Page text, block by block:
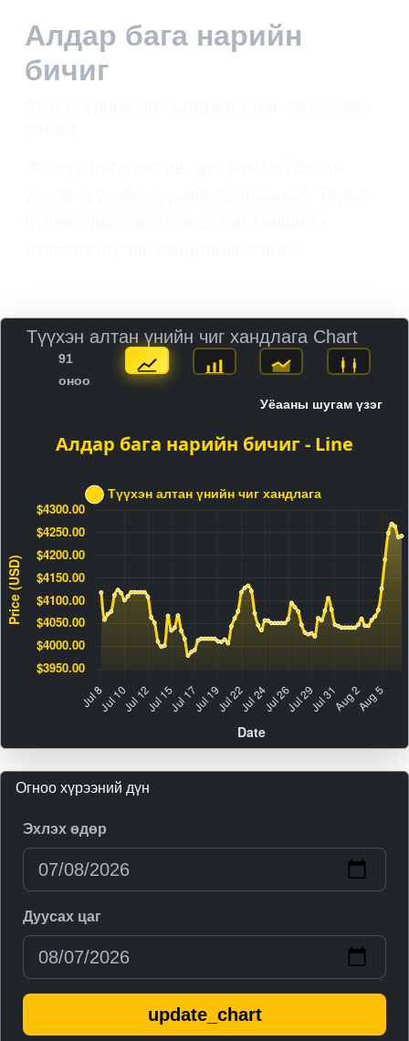
Алдар бага нарийн
бичиг
Түүхэн алтан үнийн чиг хандлага Chart
91
оноо
Уёааны шугам үзэг
Огноо хүрээний дүн
Эхлэх өдөр
Дуусах цаг
update_chart